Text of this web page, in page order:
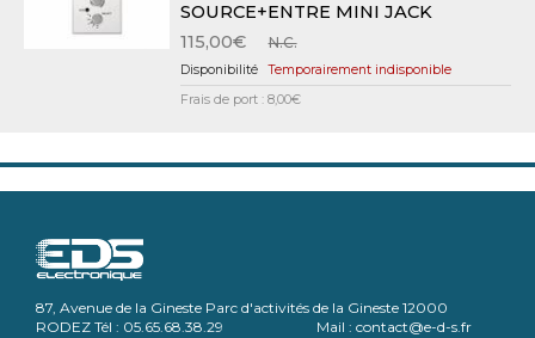
SOURCE+ENTRE MINI JACK
115,00€
N.C.
Temporairement indisponible
Frais de port : 8,00€
87, Avenue de la Gineste Parc d'activités de la Gineste 12000
RODEZ Tél : 05.65.68.38.29 Mail : contact@e-d-s.fr